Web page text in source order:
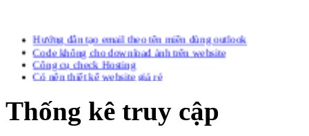
Code không cho download ảnh trên website
Công cụ check Hosting
Có nên thiết kế website giá rẻ
Jquery popup div - Jquery popup div on hover
Liên thông giữa Website và Facebook
Tạo SubDomain
Thống kê truy cập